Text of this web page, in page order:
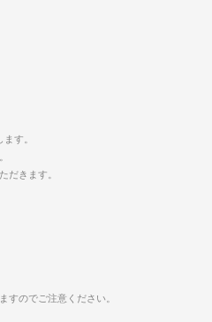
す。
だきます。
すのでご注意ください。